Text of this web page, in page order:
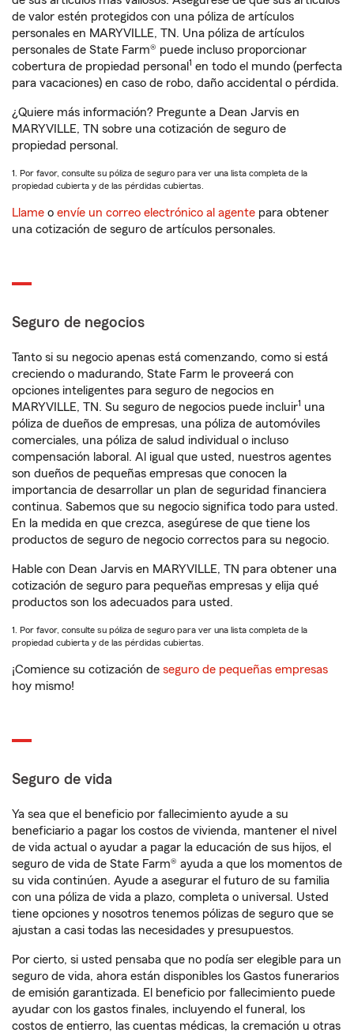
de valor estén protegidos con una póliza de artículos
personales en MARYVILLE, TN. Una póliza de artículos
personales de State Farm® puede incluso proporcionar
cobertura de propiedad personal 1 en todo el mundo (perfecta
para vacaciones) en caso de robo, daño accidental o pérdida.
¿Quiere más información? Pregunte a Dean Jarvis en
MARYVILLE, TN sobre una cotización de seguro de
propiedad personal.
1. Por favor, consulte su póliza de seguro para ver una lista completa de la
propiedad cubierta y de las pérdidas cubiertas.
Llame o envíe un correo electrónico al agente para obtener
una cotización de seguro de artículos personales.
Seguro de negocios
Tanto si su negocio apenas está comenzando, como si está
creciendo o madurando, State Farm le proveerá con
opciones inteligentes para seguro de negocios en
MARYVILLE, TN. Su seguro de negocios puede incluir1 una
póliza de dueños de empresas, una póliza de automóviles
comerciales, una póliza de salud individual o incluso
compensación laboral. Al igual que usted, nuestros agentes
son dueños de pequeñas empresas que conocen la
importancia de desarrollar un plan de seguridad financiera
continua. Sabemos que su negocio significa todo para usted.
En la medida en que crezca, asegúrese de que tiene los
productos de seguro de negocio correctos para su negocio.
Hable con Dean Jarvis en MARYVILLE, TN para obtener una
cotización de seguro para pequeñas empresas y elija qué
productos son los adecuados para usted.
1. Por favor, consulte su póliza de seguro para ver una lista completa de la
propiedad cubierta y de las pérdidas cubiertas.
¡Comience su cotización de seguro de pequeñas empresas
hoy mismo!
Seguro de vida
Ya sea que el beneficio por fallecimiento ayude a su
beneficiario a pagar los costos de vivienda, mantener el nivel
de vida actual o ayudar a pagar la educación de sus hijos, el
seguro de vida de State Farm® ayuda a que los momentos de
su vida continúen. Ayude a asegurar el futuro de su familia
con una póliza de vida a plazo, completa o universal. Usted
tiene opciones y nosotros tenemos pólizas de seguro que se
ajustan a casi todas las necesidades y presupuestos.
Por cierto, si usted pensaba que no podía ser elegible para un
seguro de vida, ahora están disponibles los Gastos funerarios
de emisión garantizada. El beneficio por fallecimiento puede
ayudar con los gastos finales, incluyendo el funeral, los
costos de entierro, las cuentas médicas, la cremación u otras